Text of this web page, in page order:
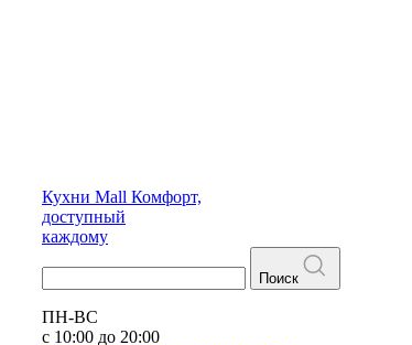
Кухни Mall Комфорт,
доступный
каждому
Поиск
ПН-ВС
с 10:00 до 20:00